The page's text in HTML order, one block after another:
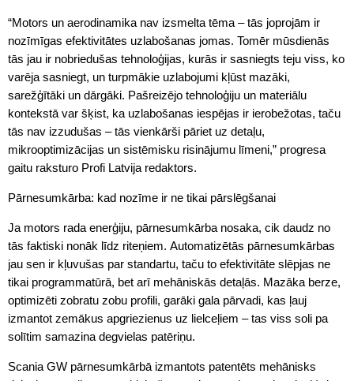
“Motors un aerodinamika nav izsmelta tēma – tās joprojām ir
nozīmīgas efektivitātes uzlabošanas jomas. Tomēr mūsdienās
tās jau ir nobriedušas tehnoloģijas, kurās ir sasniegts teju viss, ko
varēja sasniegt, un turpmākie uzlabojumi kļūst mazāki,
sarežģītāki un dārgāki. Pašreizējo tehnoloģiju un materiālu
kontekstā var šķist, ka uzlabošanas iespējas ir ierobežotas, taču
tās nav izzudušas – tās vienkārši pāriet uz detaļu,
mikrooptimizācijas un sistēmisku risinājumu līmeni,” progresa
gaitu raksturo Profi Latvija redaktors.
Pārnesumkārba: kad nozīme ir ne tikai pārslēgšanai
Ja motors rada enerģiju, pārnesumkārba nosaka, cik daudz no
tās faktiski nonāk līdz riteņiem. Automatizētās pārnesumkārbas
jau sen ir kļuvušas par standartu, taču to efektivitāte slēpjas ne
tikai programmatūrā, bet arī mehāniskās detaļās. Mazāka berze,
optimizēti zobratu zobu profili, garāki gala pārvadi, kas ļauj
izmantot zemākus apgriezienus uz lielceļiem – tas viss soli pa
solītim samazina degvielas patēriņu.
Scania GW pārnesumkārbā izmantots patentēts mehānisks